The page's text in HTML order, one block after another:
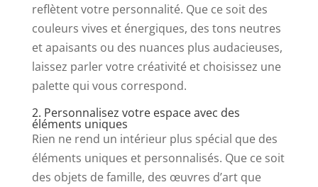
reflètent votre personnalité. Que ce soit des
couleurs vives et énergiques, des tons neutres
et apaisants ou des nuances plus audacieuses,
laissez parler votre créativité et choisissez une
palette qui vous correspond.
2. Personnalisez votre espace avec des
éléments uniques
Rien ne rend un intérieur plus spécial que des
éléments uniques et personnalisés. Que ce soit
des objets de famille, des œuvres d’art que